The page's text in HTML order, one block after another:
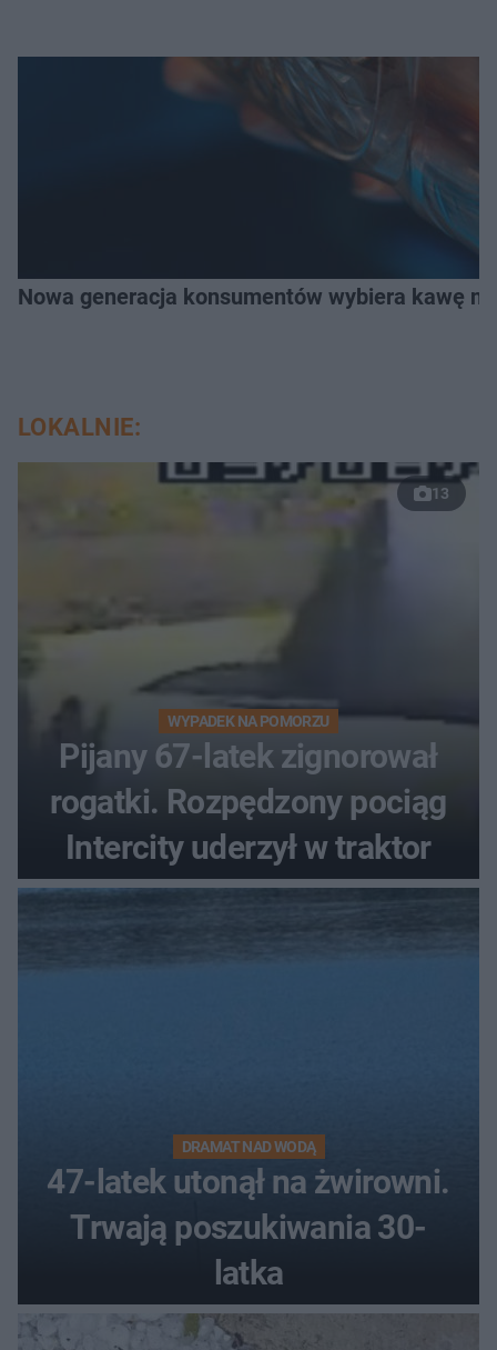
Nowa generacja konsumentów wybiera kawę
LOKALNIE:
13
WYPADEK NA POMORZU
Pijany 67-latek zignorował
rogatki. Rozpędzony pociąg
Intercity uderzył w traktor
DRAMAT NAD WODĄ
47-latek utonął na żwirowni.
Trwają poszukiwania 30-
latka